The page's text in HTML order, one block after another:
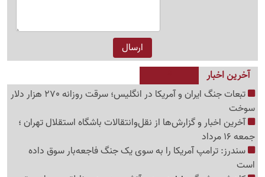
آخرین اخبار
تبعات جنگ ایران و آمریکا در انگلیس؛ سرقت روزانه 270 هزار دلار
سوخت
آخرین اخبار و گزارش‌ها از نقل‌وانتقالات باشگاه استقلال تهران ؛
جمعه 16 مرداد
سندرز: ترامپ آمریکا را به سوی یک جنگ فاجعه‌بار سوق داده
است